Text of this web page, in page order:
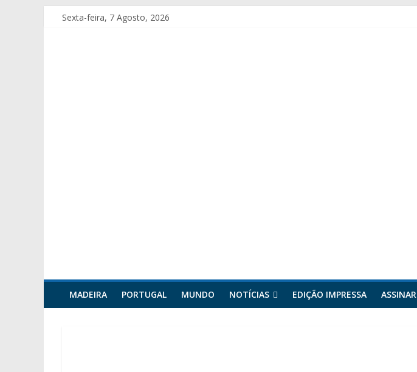
Sexta-feira, 7 Agosto, 2026
MADEIRA PORTUGAL MUNDO NOTÍCIAS EDIÇÃO IMPRESSA ASSINAR